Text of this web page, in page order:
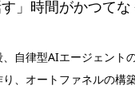
」時間がかつて
自律型AIエージェント
、オートファネルの構